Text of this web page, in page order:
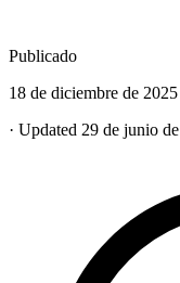
Publicado
18 de diciembre de 2025
· Updated 29 de junio